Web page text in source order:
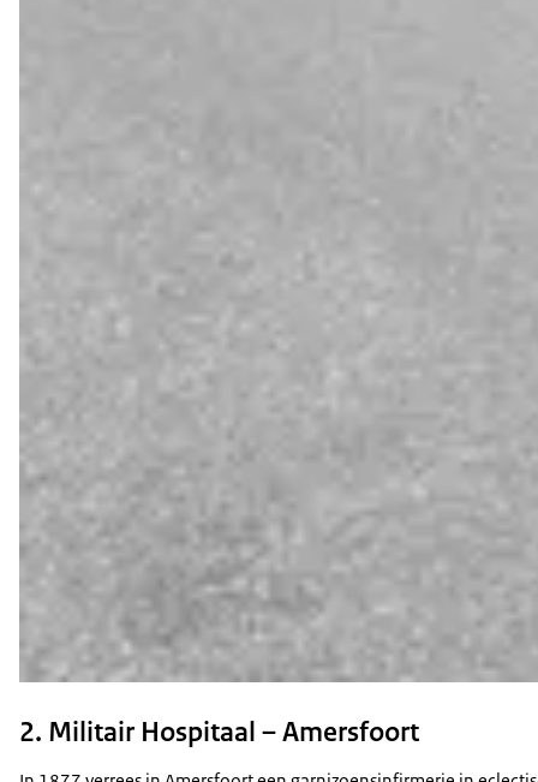
2. Militair Hospitaal – Amersfoort